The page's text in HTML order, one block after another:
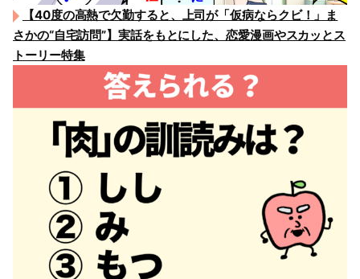
【40度の高熱で欠勤すると、上司が「仮病ならクビ！」ま
さかの“自宅訪問”】実話をもとにした、恋愛漫画やスカッとス
トーリー特集